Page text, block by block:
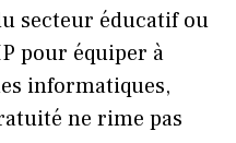
secteur éducatif ou
pour équiper à
informatiques,
ne rime pas